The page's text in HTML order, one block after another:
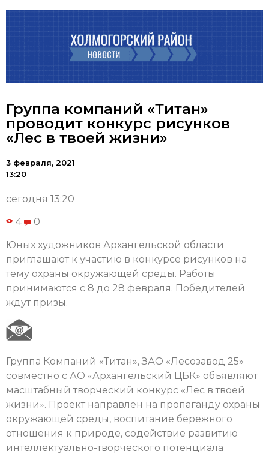
Группа компаний «Титан»
проводит конкурс рисунков
«Лес в твоей жизни»
3 февраля, 2021
13:20
сегодня 13:20
4 0
Юных художников Архангельской области
приглашают к участию в конкурсе рисунков на
тему охраны окружающей среды. Работы
принимаются с 8 до 28 февраля. Победителей
ждут призы.
Группа Компаний «Титан», ЗАО «Лесозавод 25»
совместно с АО «Архангельский ЦБК» объявляют
масштабный творческий конкурс «Лес в твоей
жизни». Проект направлен на пропаганду охраны
окружающей среды, воспитание бережного
отношения к природе, содействие развитию
интеллектуально-творческого потенциала